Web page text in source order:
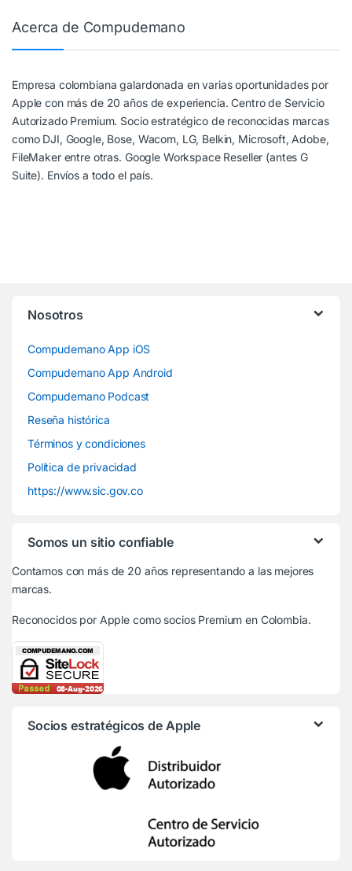
Acerca de Compudemano
Empresa colombiana galardonada en varias oportunidades por
Apple con más de 20 años de experiencia. Centro de Servicio
Autorizado Premium. Socio estratégico de reconocidas marcas
como DJI, Google, Bose, Wacom, LG, Belkin, Microsoft, Adobe,
FileMaker entre otras. Google Workspace Reseller (antes G
Suite). Envíos a todo el país.
Nosotros
Compudemano App iOS
Compudemano App Android
Compudemano Podcast
Reseña histórica
Términos y condiciones
Política de privacidad
https://www.sic.gov.co
Somos un sitio confiable
Contamos con más de 20 años representando a las mejores
marcas.
Reconocidos por Apple como socios Premium en Colombia.
Socios estratégicos de Apple